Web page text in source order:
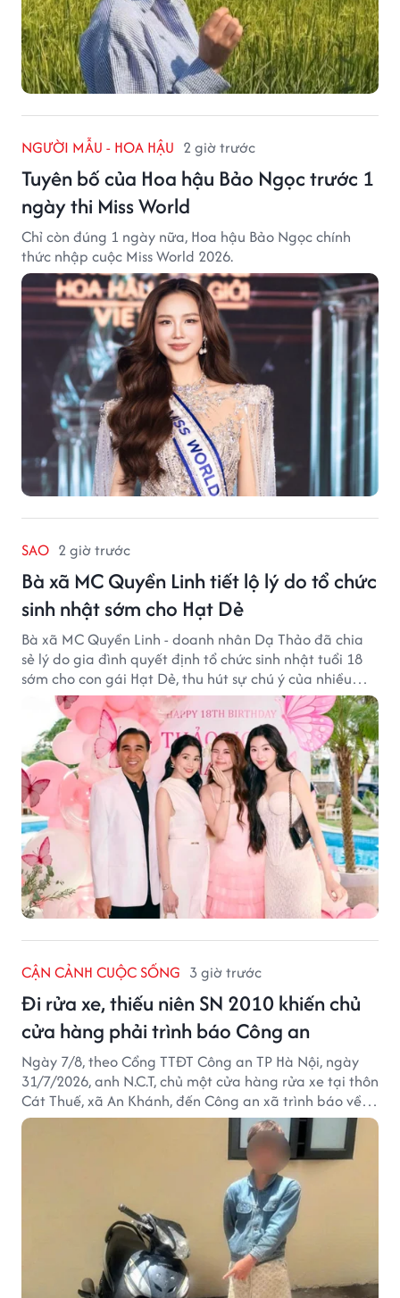
NGƯỜI MẪU - HOA HẬU 2 giờ trước
Tuyên bố của Hoa hậu Bảo Ngọc trước 1
ngày thi Miss World
Chỉ còn đúng 1 ngày nữa, Hoa hậu Bảo Ngọc chính
thức nhập cuộc Miss World 2026.
SAO 2 giờ trước
Bà xã MC Quyền Linh tiết lộ lý do tổ chức
sinh nhật sớm cho Hạt Dẻ
Bà xã MC Quyền Linh - doanh nhân Dạ Thảo đã chia
sẻ lý do gia đình quyết định tổ chức sinh nhật tuổi 18
sớm cho con gái Hạt Dẻ, thu hút sự chú ý của nhiều
người hâm mộ.
CẬN CẢNH CUỘC SỐNG 3 giờ trước
Đi rửa xe, thiếu niên SN 2010 khiến chủ
cửa hàng phải trình báo Công an
Ngày 7/8, theo Cổng TTĐT Công an TP Hà Nội, ngày
31/7/2026, anh N.C.T, chủ một cửa hàng rửa xe tại thôn
Cát Thuế, xã An Khánh, đến Công an xã trình báo về
việc bị mất trộm chiếc xe máy Honda Wave. Trong cốp
xe còn có nhiều giấy tờ cá nhân và khoảng 1,2 triệu